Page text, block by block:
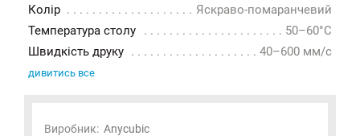
Колір
Яскраво-помаранчевий
Температура столу
50–60°C
Швидкість друку
40–600 мм/с
дивитись все
Виробник: Anycubic